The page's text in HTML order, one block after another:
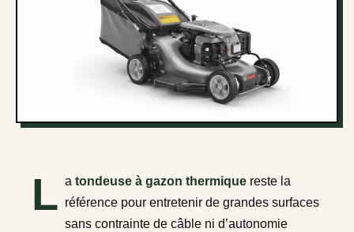
L a tondeuse à gazon thermiquereste la
référence pour entretenir de grandes surfaces
sans contrainte de câble ni d’autonomie